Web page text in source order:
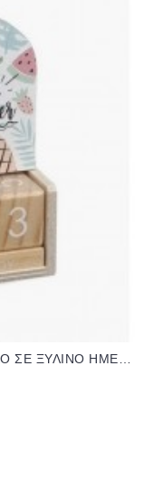
HELLO SUMMER ΞΥΛΙΝΟ ΚΟΠΤΙΚΟ ΣΕ ΞΥΛΙΝΟ ΗΜΕΡΟΛΟΓΙΟ για μπομπονιέρες γούρι δώρο ΠΑΡ-Η974/92144 2.25€!!!